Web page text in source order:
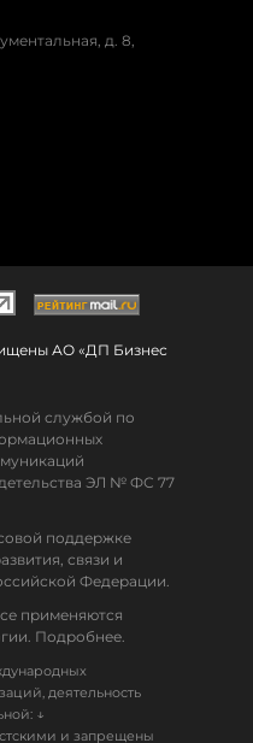
д. 8,
АО «ДП Бизнес
службой по
ЭЛ № ФС 77
поддержке
связи и
Федерации.
применяются
Подробнее.
деятельность
↓
и запрещены